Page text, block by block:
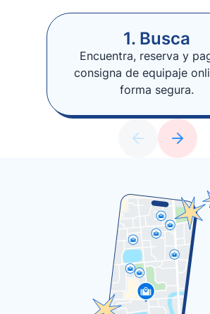
1. Busca
Encuentra, reserva y
consigna de equipaje
forma segura.